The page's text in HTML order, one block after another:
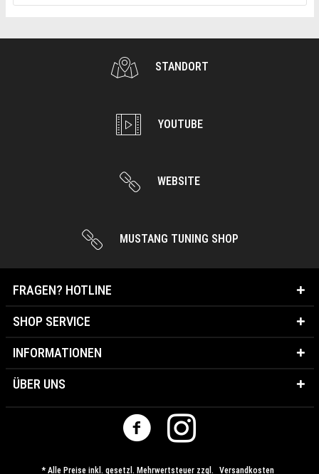
STANDORT
YOUTUBE
WEBSITE
MUSTANG TUNING SHOP
FRAGEN? HOTLINE
SHOP SERVICE
INFORMATIONEN
ÜBER UNS
* Alle Preise inkl. gesetzl. Mehrwertsteuer zzgl. Versandkosten